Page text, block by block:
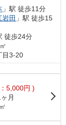
」駅 徒歩11分
岩田 」駅 徒歩15
徒歩24分
目3-20
5,000円 )
月